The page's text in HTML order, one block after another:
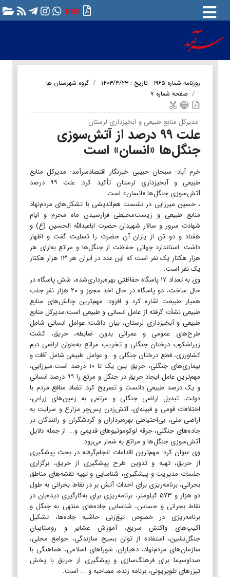
PDF
روزنامه شماره ۱۹۶۵ - تاریخ : ۱۴۰۳/۴/۲۳
گروه شهرستان ها
صفحه شماره ۷
مدیرکل منابع طبیعی و آبخیزداری لرستان
علت ۹۹ درصد از آتش‌سوزی
جنگل‌ها «انسان» است
خرم آباد- سبحان حبیبی خبرنگار اقتصادسرآمد- مدیرکل منابع
طبیعی و آبخیزداری لرستان تأکید کرد: علت ۹۹ درصد
آتش‌سوزی جنگل‌ها «انسان» است.
، حسین میرزایی در نشست هم‌اندیشی با تشکل‌های مردم‌نهاد
منابع طبیعی و زیست‌محیطی فرارسیدن ماه محرم و ایام
شهادت سرور و سالار شهیدان حضرت اباعبدالله الحسین (ع) و
هفتاد و دو تن از یاران آن حضرت را تسلیت گفت و اظهار
داشت: استاندارد جهانی حفاظت از جنگل‌ها و مراتع به‌ازای هر
هزار هکتار یک نفر است که این عدد در ایران هر ۱۳ هزار هکتار
یک نفر است.
وی به تعداد ۱۷ پاسگاه حفاظتی بهره‌برداری‌شده، شش پاسگاه در
حال ساخت، دو پاسگاه در حال اخذ مجوز و ۲۰ هزار نفر جذب
همیار طبیعت اشاره کرد و افزود: مهم‌ترین چالش‌های منابع
طبیعی نشأت گرفته از عامل انسانی و طبیعی است.مدیرکل منابع
طبیعی و آبخیزداری لرستان، بیان داشت: عوامل انسانی شامل
طرح‌های عمومی و عمرانی بدون ضابطه، حریق، کشت
زیراشکوب درختان جنگلی و تخریب مراتع به‌عنوان اراضی دیم
کشاورزی، قطع درختان جنگلی و...و عوامل طبیعی شامل آفات و
بیماری‌های جنگلی، حریق بین یک تا ۱۰ درصد است.میرزایی،
مهم‌ترین عامل ایجاد حریق در جنگل و مرتع را ۹۹ درصد انسانی
و یک درصد طبیعی دانست و تصریح کرد: تضاد منافع مردم با
دولت، تبدیل اراضی جنگلی و مرتعی به زمین‌های زراعی،
اختلافات قومی و قبیله‌ای، آتش‌زدن پس‌چر مزارع و سرایت به
اراضی ملی، بی‌احتیاطی بهره‌برداران و گردشگران و رانندگان در
جاده‌های جنگلی، جرقه لوکوموتیوهای قدیمی و... از جمله دلایل
آتش‌سوزی جنگل‌ها و مراتع به شمار می‌رود.
وی عنوان کرد: مهم‌ترین اقدامات انجام‌گرفته در بحث پیشگیری
از حریق، تهیه و تدوین طرح پیشگیری از حریق، برگزاری
جلسات مدیریت و پیشگیری، شناسایی و تهیه نقشه‌های مناطق
بحرانی، برنامه‌ریزی برای احداث آتش بر در نقاط بحرانی به طول
دو هزار و ۵۷۳ کیلومتر، برنامه‌ریزی برای به‌کارگیری دیده‌بان در
نقاط بحرانی و حساس، شناسایی جاده‌های منتهی به جنگل و
برنامه‌ریزی در خصوص تیغ‌زنی حاشیه جاده‌ها، تشکیل
اکیپ‌های واکنش سریع، آموزش عشایر و روستاییان
جنگل‌نشین، استفاده از توان بسیج سازندگی، جوامع محلی،
سازمان‌های مردم‌نهاد، دهیاران، شوراهای اسلامی، هماهنگی با
صداوسیما برای فرهنگ‌سازی و پیشگیری از حریق با پخش
تیزرهای تلویزیونی، برنامه زنده، مصاحبه و ... است.